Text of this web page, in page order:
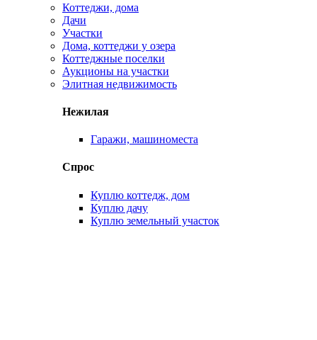
Коттеджи, дома
Дачи
Участки
Дома, коттеджи у озера
Коттеджные поселки
Аукционы на участки
Элитная недвижимость
Нежилая
Гаражи, машиноместа
Спрос
Куплю коттедж, дом
Куплю дачу
Куплю земельный участок